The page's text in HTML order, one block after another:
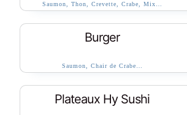
Saumon, Thon, Crevette, Crabe, Mix…
Burger
Saumon, Chair de Crabe…
Plateaux Hy Sushi